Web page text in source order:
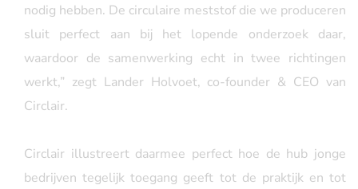
nodig hebben. De circulaire meststof die we produceren
sluit perfect aan bij het lopende onderzoek daar,
waardoor de samenwerking echt in twee richtingen
werkt,” zegt Lander Holvoet, co-founder & CEO van
Circlair.
Circlair illustreert daarmee perfect hoe de hub jonge
bedrijven tegelijk toegang geeft tot de praktijk en tot